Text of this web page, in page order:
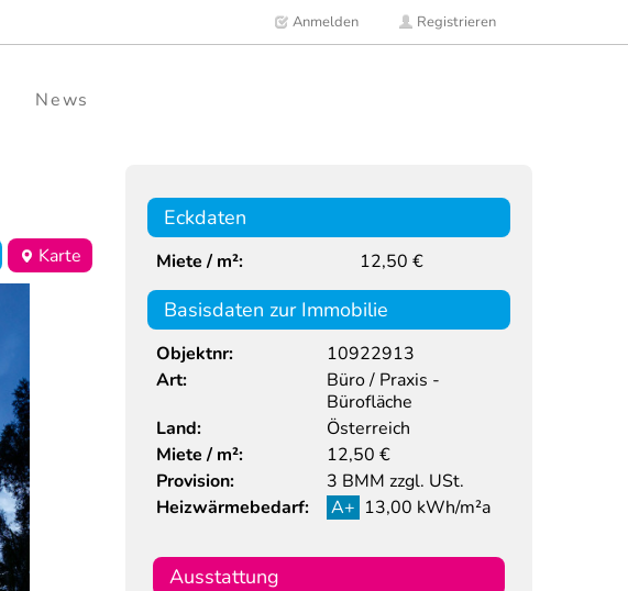
Anmelden Registrieren
News
Karte
Eckdaten
Miete / m²: 12,50 €
Basisdaten zur Immobilie
Objektnr:
10922913
Art:
Büro / Praxis -
Bürofläche
Land:
Österreich
Miete / m²:
12,50 €
Provision:
3 BMM zzgl. USt.
Heizwärmebedarf:
A+ 13,00 kWh/m²a
Ausstattung